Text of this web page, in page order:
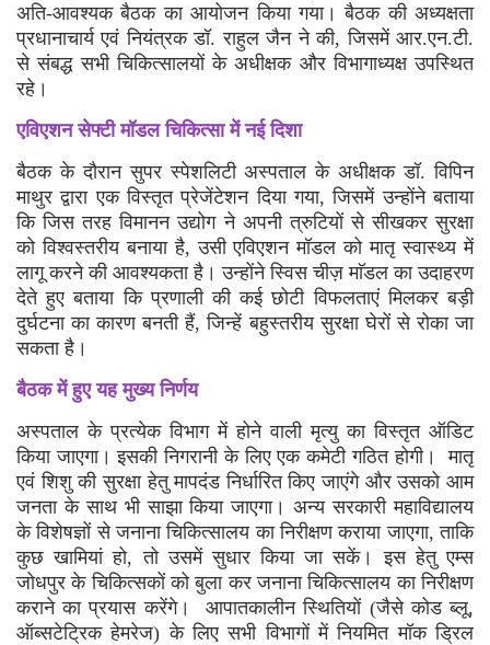
अति-आवश्यक बैठक का आयोजन किया गया। बैठक की अध्यक्षता
प्रधानाचार्य एवं नियंत्रक डॉ. राहुल जैन ने की, जिसमें आर.एन.टी.
से संबद्ध सभी चिकित्सालयों के अधीक्षक और विभागाध्यक्ष उपस्थित
रहे।
एविएशन सेफ्टी मॉडल चिकित्सा में नई दिशा
बैठक के दौरान सुपर स्पेशलिटी अस्पताल के अधीक्षक डॉ. विपिन
माथुर द्वारा एक विस्तृत प्रेजेंटेशन दिया गया, जिसमें उन्होंने बताया
कि जिस तरह विमानन उद्योग ने अपनी त्रुटियों से सीखकर सुरक्षा
को विश्वस्तरीय बनाया है, उसी एविएशन मॉडल को मातृ स्वास्थ्य में
लागू करने की आवश्यकता है। उन्होंने स्विस चीज़ माॅडल का उदाहरण
देते हुए बताया कि प्रणाली की कई छोटी विफलताएं मिलकर बड़ी
दुर्घटना का कारण बनती हैं, जिन्हें बहुस्तरीय सुरक्षा घेरों से रोका जा
सकता है।
बैठक में हुए यह मुख्य निर्णय
अस्पताल के प्रत्येक विभाग में होने वाली मृत्यु का विस्तृत ऑडिट
किया जाएगा। इसकी निगरानी के लिए एक कमेटी गठित होगी। मातृ
एवं शिशु की सुरक्षा हेतु मापदंड निर्धारित किए जाएंगे और उसको आम
जनता के साथ भी साझा किया जाएगा। अन्य सरकारी महाविद्यालय
के विशेषज्ञों से जनाना चिकित्सालय का निरीक्षण कराया जाएगा, ताकि
कुछ खामियां हो, तो उसमें सुधार किया जा सकें। इस हेतु एम्स
जोधपुर के चिकित्सकों को बुला कर जनाना चिकित्सालय का निरीक्षण
कराने का प्रयास करेंगे। आपातकालीन स्थितियों (जैसे कोड ब्लू,
ऑब्सटेट्रिक हेमरेज) के लिए सभी विभागों में नियमित मॉक ड्रिल